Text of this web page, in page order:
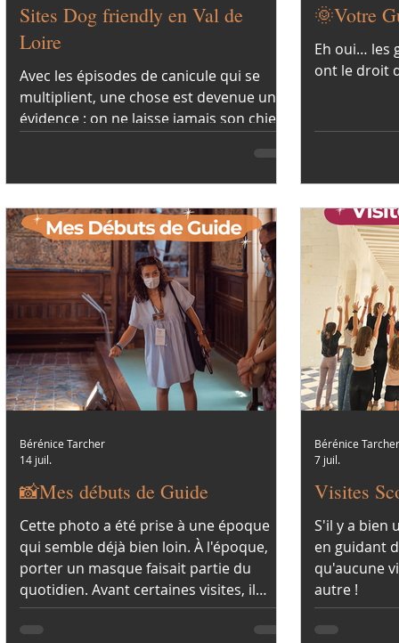
Sites Dog friendly en Val de
Loire
Avec les épisodes de canicule qui se
multiplient, une chose est devenue une
évidence : on ne laisse jamais son chien
minutes. Et lorsqu'on part en vacances,
il est toujours un peu frustrant de
devoir laisser son compagnon à la
location pendant que l'on visite. La
bonne nouvelle, c'est que de plus en
plus de sites touristiques deviennent
dog friendly !
🌞Votre
Eh oui… les
ont le droit
📸Mes débuts de Guide
Cette photo a été prise à une époque
qui semble déjà bien loin. À l'époque,
porter un masque faisait partie du
quotidien. Avant certaines visites, il
fallait présenter une attestation,
effectuer des tests et s'adapter sans
Bérénice Tarcher
14 juil.
Visites
S'il y a bien
en guidant
qu'aucune
autre !
Bérénice Tarcher
7 juil.